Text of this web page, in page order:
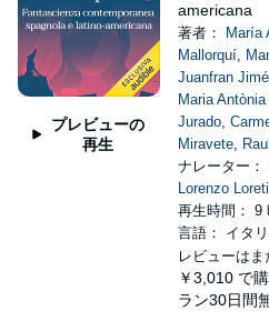
プレビューの
再生
americana
著者： María
Mallorquí,
Juanfran
Maria
Jurado,
Miravete,
ナレーター：
Lorenzo Loreti
再生時間： 9
言語： イタ
レビューはま
￥3,010 で
ラン30日間